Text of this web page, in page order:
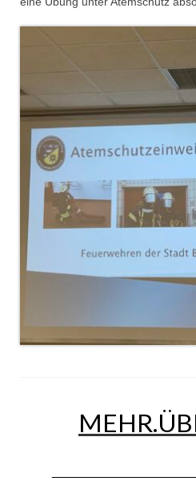
Dienstplan
Katastrophenschutz
GDekonP-Zug
Dienstplan Dekon-Zug
Dienstplan KatS-Zug
Musikzug
Christkindwiegen